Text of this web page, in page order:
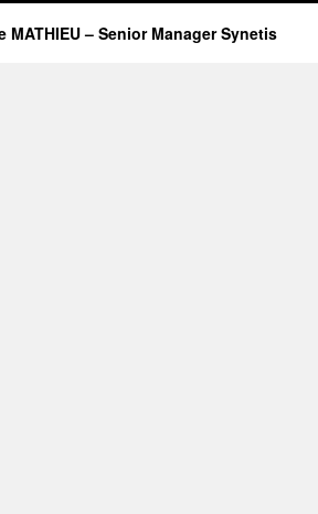
MATHIEU – Senior Manager Synetis